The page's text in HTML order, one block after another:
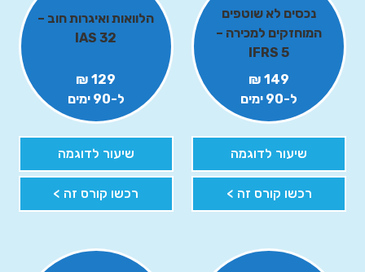
נכסים לא שוטפים
המוחזקים למכירה –
IFRS 5
149 ₪
ל-90 ימים
שיעור לדוגמה
רכשו קורס זה >
הלוואות ואיגרות חוב –
IAS 32
129 ₪
ל-90 ימים
שיעור לדוגמה
רכשו קורס זה >